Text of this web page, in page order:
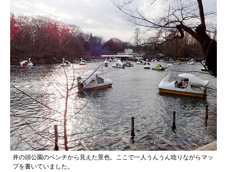
井の頭公園のベンチから見えた景色。ここで一人うんうん唸りながらマッ
プを書いていました。